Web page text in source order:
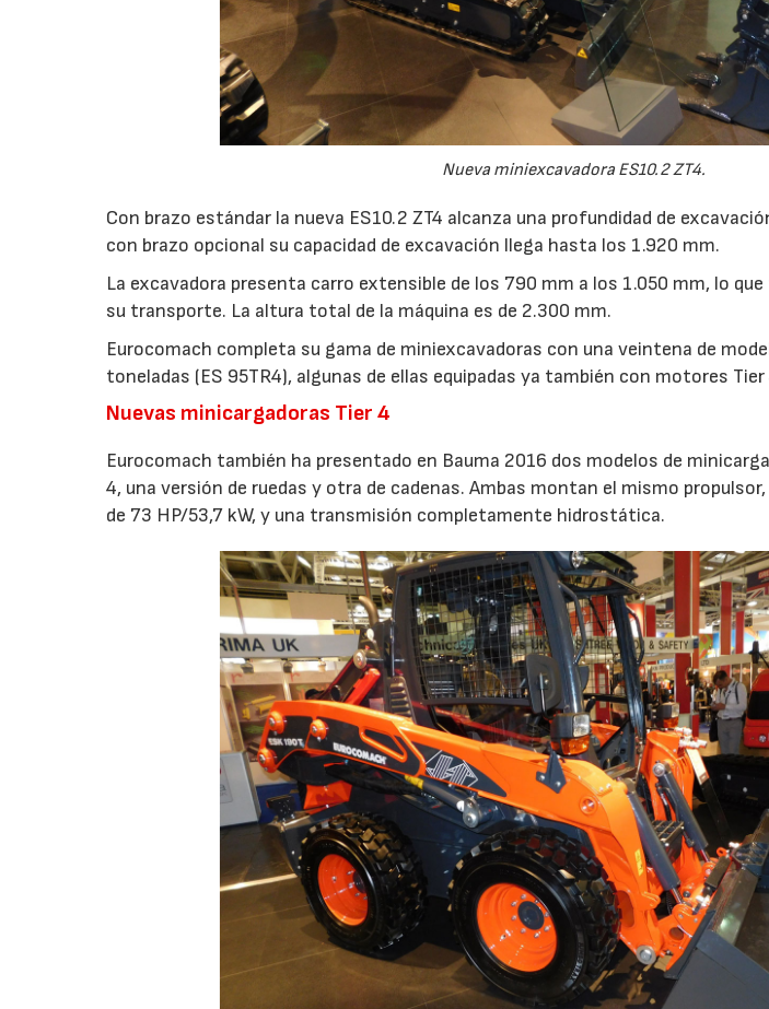
Nueva miniexcavadora ES10.2 ZT4.
Con brazo estándar la nueva ES10.2 ZT4 alcanza una profundidad de
con brazo opcional su capacidad de excavación llega hasta los 1.920 mm.
La excavadora presenta carro extensible de los 790 mm a los 1.050 mm, lo
su transporte. La altura total de la máquina es de 2.300 mm.
Eurocomach completa su gama de miniexcavadoras con una veintena de
toneladas (ES 95TR4), algunas de ellas equipadas ya también con motores Tier
Nuevas minicargadoras Tier 4
Eurocomach también ha presentado en Bauma 2016 dos modelos de
4, una versión de ruedas y otra de cadenas. Ambas montan el mismo
de 73 HP/53,7 kW, y una transmisión completamente hidrostática.
28/07/2026